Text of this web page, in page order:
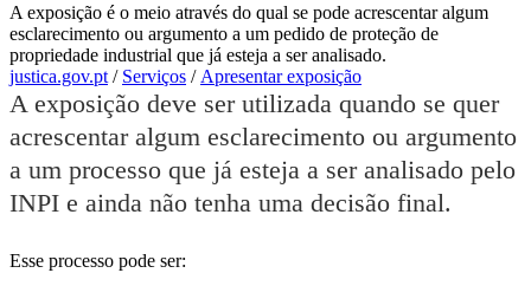
A exposição é o meio através do qual se pode acrescentar algum
esclarecimento ou argumento a um pedido de proteção de
propriedade industrial que já esteja a ser analisado.
justica.gov.pt / Serviços / Apresentar exposição
A exposição deve ser utilizada quando se quer
acrescentar algum esclarecimento ou argumento
a um processo que já esteja a ser analisado pelo
INPI e ainda não tenha uma decisão final.
Esse processo pode ser: